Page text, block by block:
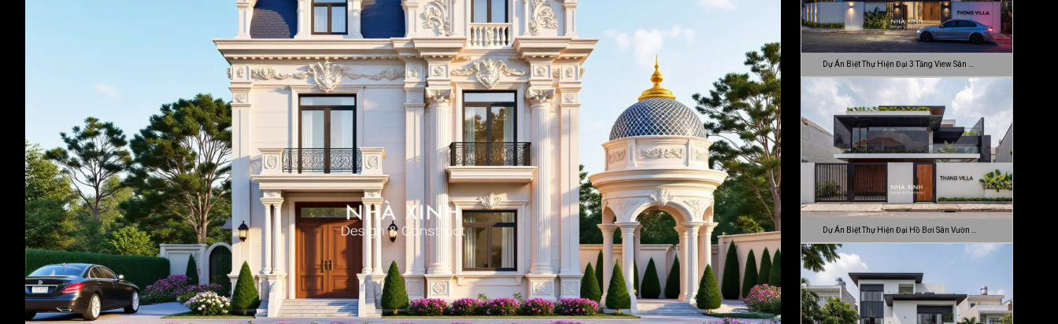
Dự Án Biệt Thự Hiện Đại 3 Tầng View Sân …
Dự Án Biệt Thự Hiện Đại Hồ Bơi Sân Vườn …